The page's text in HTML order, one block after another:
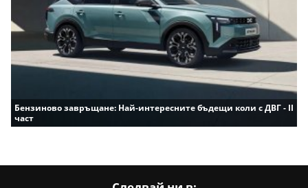
Бензиново завръщане: Най-интересните бъдещи коли с ДВГ - II
част